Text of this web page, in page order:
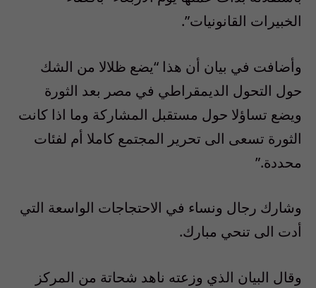
الخبيرات القانونيات”.
وأضافت في بيان أن هذا “يضع ظلالا من الشك
حول التحول الديمقراطي في مصر بعد الثورة
ويضع تساؤلا حول مستقبل المشاركة وما اذا كانت
الثورة تسعى الى تحرير المجتمع كاملا أم لفئات
محددة.”
وشارك رجال ونساء في الاحتجاجات الواسعة التي
أدت الى تنحي مبارك.
وقال البيان الذي وزعته ناهد شحاتة من المركز